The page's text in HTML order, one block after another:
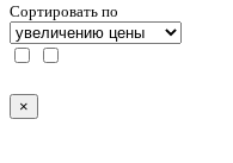
Сортировать по
×